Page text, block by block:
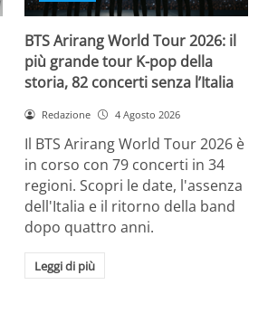
BTS Arirang World Tour 2026: il
più grande tour K-pop della
storia, 82 concerti senza l’Italia
Redazione 4 Agosto 2026
Il BTS Arirang World Tour 2026 è
in corso con 79 concerti in 34
regioni. Scopri le date, l'assenza
dell'Italia e il ritorno della band
dopo quattro anni.
Leggi di più